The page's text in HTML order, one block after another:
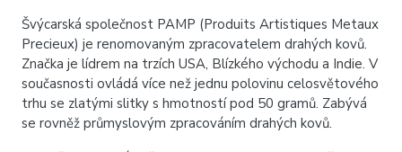
Švýcarská společnost PAMP (Produits Artistiques Metaux
Precieux) je renomovaným zpracovatelem drahých kovů.
Značka je lídrem na trzích USA, Blízkého východu a Indie. V
současnosti ovládá více než jednu polovinu celosvětového
trhu se zlatými slitky s hmotností pod 50 gramů. Zabývá
se rovněž průmyslovým zpracováním drahých kovů.